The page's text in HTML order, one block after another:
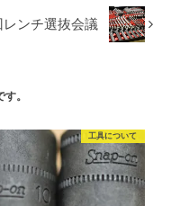
レンチ選抜会議
。
工具について